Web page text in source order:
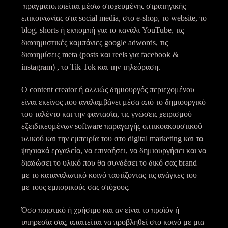
πραγματοποιείται μέσω στοχευμένης στρατηγικής
επικοινωνίας στα social media, στο e-shop, το website, το
blog, shorts ή εκπομπή για το κανάλι YouTube, τις
διαφημιστικές καμπάνιες google adwords, τις
διαφημίσεις meta (posts και reels για facebook &
instagram) , το Tik Tok και την τηλεόραση.
Ο content creator ή αλλιώς δημιουργός περιεχομένου
είναι εκείνος που αναλαμβάνει μέσα από το δημιουργικό
του ταλέντο και την φαντασία, τις γνώσεις χειρισμού
εξειδικευμένων software παραγωγής οπτικοακουστικού
υλικού και την εμπειρία του στο digital marketing και τα
ψηφιακά εργαλεία, να επινοήσει, να δημιουργήσει και να
διαδώσει το υλικό που θα συνδέσει το δικό σας brand
με το καταναλωτικό κοινό ταυτίζοντας τις ανάγκες του
με τους εμπορικούς σας στόχους.
Όσο ποιοτικό ή χρήσιμο και αν είναι το προϊόν ή
υπηρεσία σας, απαιτείται να προβληθεί στο κοινό με μια